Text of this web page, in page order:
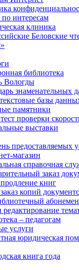
интересам
клиника
Беловские
библиотека
Вологды
знаменательных
базы
памятники
проверки
выставки
предоставляемых
магазин
справочная
заказ
книг
копий
редактирование
– педагогам
услуги
юридическая
книга года